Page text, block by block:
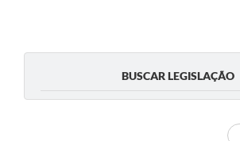
BUSCAR LEGISLAÇÃO